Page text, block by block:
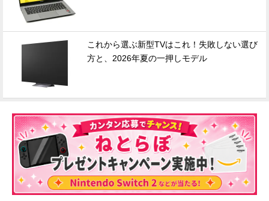
これから選ぶ新型TVはこれ！失敗しない選び
方と、2026年夏の一押しモデル